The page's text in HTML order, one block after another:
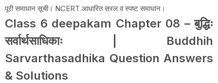
पूरी समाधान सूची। NCERT आधारित सरल व स्पष्ट समाधान।
Class 6 deepakam Chapter 08 – बुद्धिः
सर्वार्थसाधिकाः | Buddhih
Sarvarthasadhika Question Answers
& Solutions